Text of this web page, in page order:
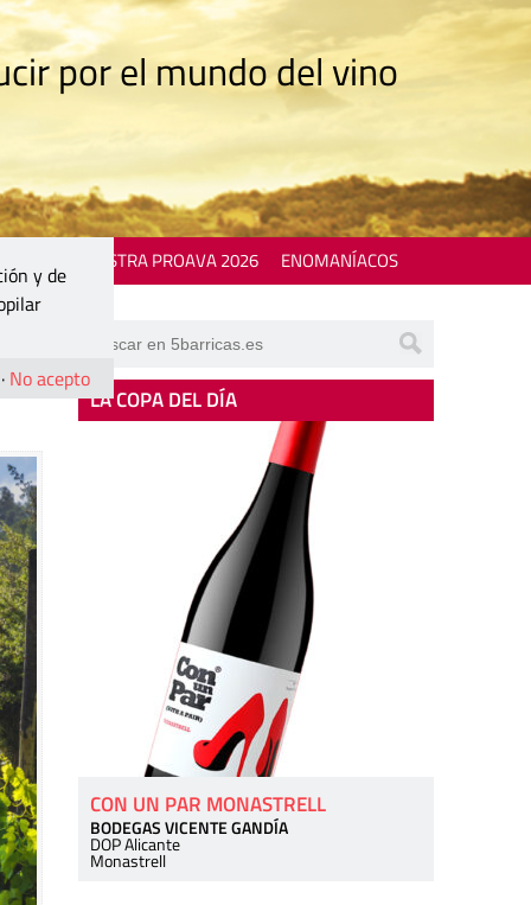
por el mundo del vino
MOSTRA PROAVA 2026 ENOMANÍACOS
LA COPA DEL DÍA
CON UN PAR MONASTRELL
BODEGAS VICENTE GANDÍA
DOP Alicante
Monastrell
y de
No acepto